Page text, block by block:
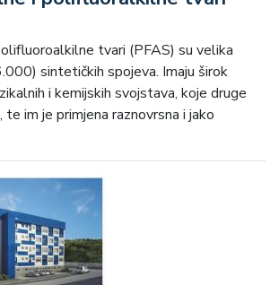
tvari (PFAS) su velika
sintetičkih spojeva. Imaju širok
i kemijskih svojstava, koje druge
te im je primjena raznovrsna i jako